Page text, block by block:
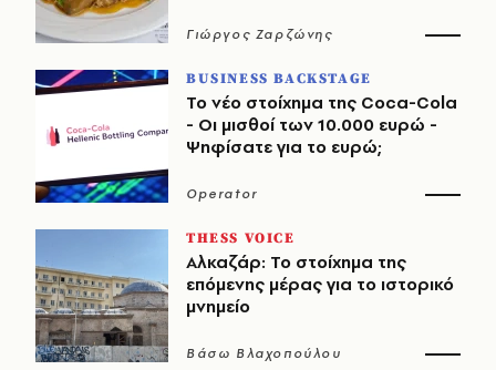
Γιώργος Ζαρζώνης
BUSINESS BACKSTAGE
Το νέο στοίχημα της Coca-Cola
- Οι μισθοί των 10.000 ευρώ -
Ψηφίσατε για το ευρώ;
Operator
THESS VOICE
Αλκαζάρ: Το στοίχημα της
επόμενης μέρας για το ιστορικό
μνημείο
Βάσω Βλαχοπούλου